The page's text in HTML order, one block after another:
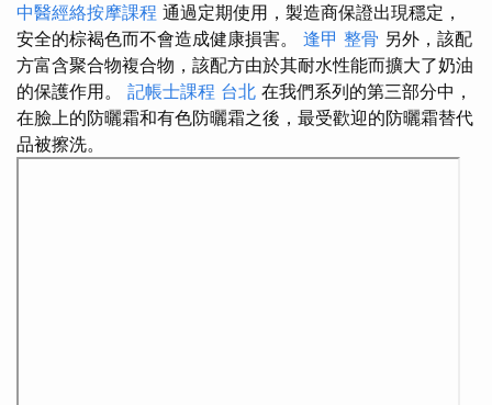
中醫經絡按摩課程 通過定期使用，製造商保證出現穩定，
安全的棕褐色而不會造成健康損害。 逢甲 整骨 另外，該配
方富含聚合物複合物，該配方由於其耐水性能而擴大了奶油
的保護作用。 記帳士課程 台北 在我們系列的第三部分中，
在臉上的防曬霜和有色防曬霜之後，最受歡迎的防曬霜替代
品被擦洗。